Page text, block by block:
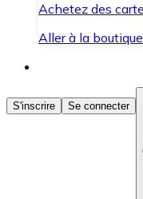
Achetez des
Aller à la
Acheter des
Achetez les
Convertissez
S'inscrire Se connecter